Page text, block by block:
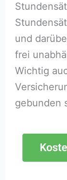
und
frei
Wichtig
gebunden